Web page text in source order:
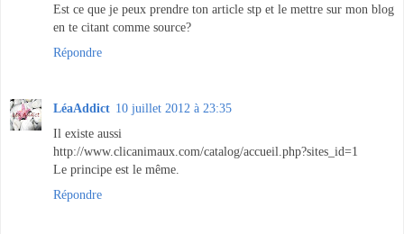
Est ce que je peux prendre ton article stp et le mettre sur mon blog
en te citant comme source?
Répondre
LéaAddict 10 juillet 2012 à 23:35
Il existe aussi
http://www.clicanimaux.com/catalog/accueil.php?sites_id=1
Le principe est le même.
Répondre